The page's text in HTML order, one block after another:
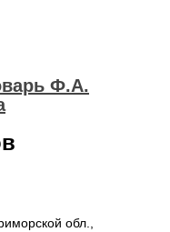
Ф.А.
обл.,